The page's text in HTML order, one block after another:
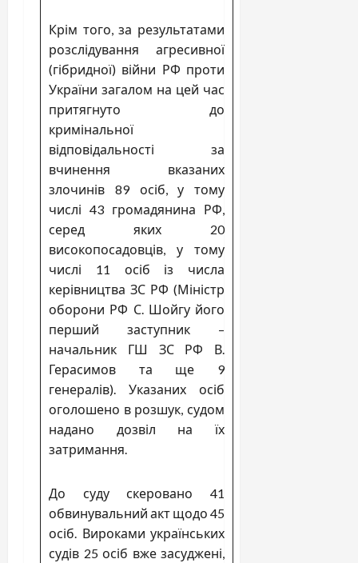
Крім того, за результатами
розслідування агресивної
(гібридної) війни РФ проти
України загалом на цей час
притягнуто до
кримінальної
відповідальності за
вчинення вказаних
злочинів 89 осіб, у тому
числі 43 громадянина РФ,
серед яких 20
високопосадовців, у тому
числі 11 осіб із числа
керівництва ЗС РФ (Міністр
оборони РФ С. Шойгу його
перший заступник –
начальник ГШ ЗС РФ В.
Герасимов та ще 9
генералів). Указаних осіб
оголошено в розшук, судом
надано дозвіл на їх
затримання.
До суду скеровано 41
обвинувальний акт щодо 45
осіб. Вироками українських
судів 25 осіб вже засуджені,